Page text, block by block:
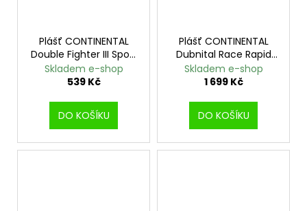
Plášť CONTINENTAL
Double Fighter III Sport
Reflex drát - 26x1.9
Skladem e-shop
539 Kč
DO KOŠÍKU
Plášť CONTINENTAL
Dubnital Race Rapid
kevlar 29x2.2
Skladem e-shop
1 699 Kč
DO KOŠÍKU